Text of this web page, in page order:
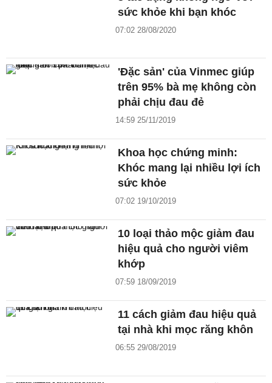
sức khỏe khi bạn khóc
07:02 28/08/2020
'Đặc sản' của Vinmec giúp
trên 95% bà mẹ không còn
phải chịu đau đẻ
14:59 25/11/2019
Khoa học chứng minh:
Khóc mang lại nhiều lợi ích
sức khỏe
07:02 19/10/2019
10 loại thảo mộc giảm đau
hiệu quả cho người viêm
khớp
07:59 18/09/2019
11 cách giảm đau hiệu quả
tại nhà khi mọc răng khôn
06:55 29/08/2019